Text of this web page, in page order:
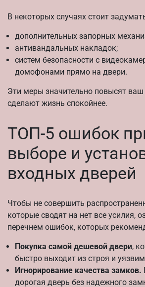
В некоторых случаях стоит
дополнительных запорных
антивандальных накладок;
систем безопасности с
домофонами прямо на двери.
Эти меры значительно повысят
сделают жизнь спокойнее.
ТОП-5 ошибок
выборе и
входных дверей
Чтобы не совершить
которые сводят на нет все усилия,
перечнем ошибок, которых
Покупка самой дешевой двери,
быстро выходит из строя и
Игнорирование качества замков.
дорогая дверь без надежного